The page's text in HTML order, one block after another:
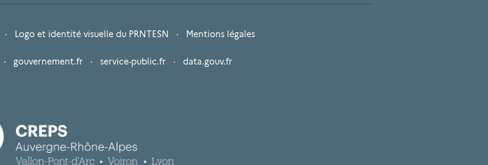
· Logo et identité visuelle du PRNTESN · Mentions légales
· gouvernement.fr · service-public.fr · data.gouv.fr